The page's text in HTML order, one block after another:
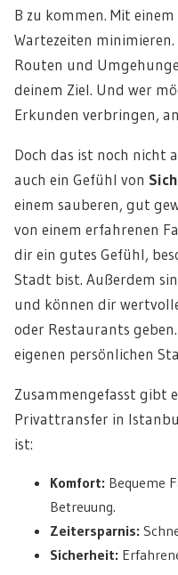
B zu kommen. Mit
Wartezeiten
Routen und
deinem Ziel. Und wer
Erkunden verbringen,
Doch das ist noch nicht
auch ein Gefühl von
einem sauberen, gut
von einem erfahrenen
dir ein gutes Gefühl,
Stadt bist. Außerdem
und können dir
oder Restaurants
eigenen persönlichen
Zusammengefasst gibt
Privattransfer in
ist:
Komfort: Bequeme
Betreuung.
Zeitersparnis:
Sicherheit: